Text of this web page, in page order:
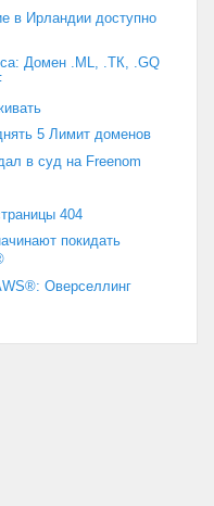
в Ирландии доступно
Домен .ML, .ТК, .GQ
5 Лимит доменов
в суд на Freenom
404
покидать
Оверселлинг